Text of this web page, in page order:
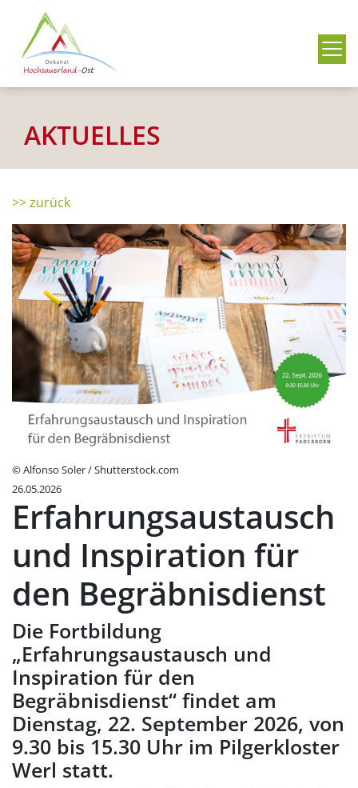
AKTUELLES
>> zurück
© Alfonso Soler / Shutterstock.com
26.05.2026
Erfahrungsaustausch
und Inspiration für
den Begräbnisdienst
Die Fortbildung
„Erfahrungsaustausch und
Inspiration für den
Begräbnisdienst“ findet am
Dienstag, 22. September 2026, von
9.30 bis 15.30 Uhr im Pilgerkloster
Werl statt.